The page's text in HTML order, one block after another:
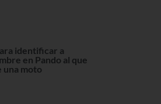
identificar a
en Pando al que
una moto